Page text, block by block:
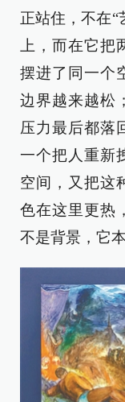
正站住，不在“
上，而在它
摆进了同一个
边界越来越松
压力最后都落
一个把人重新
空间，又把这
色在这里更热
不是背景，它